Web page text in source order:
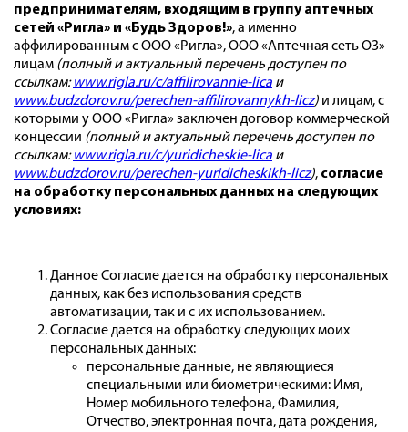
предпринимателям, входящим в группу аптечных
сетей «Ригла» и «Будь Здоров!», а именно
аффилированным с ООО «Ригла», ООО «Аптечная сеть О3»
лицам (полный и актуальный перечень доступен по
ссылкам:www.rigla.ru/c/affilirovannie-lica и
www.budzdorov.ru/perechen-affilirovannykh-licz) и лицам, с
которыми у ООО «Ригла» заключен договор коммерческой
концессии (полный и актуальный перечень доступен по
ссылкам:www.rigla.ru/c/yuridicheskie-lica и
www.budzdorov.ru/perechen-yuridicheskikh-licz), согласие
на обработку персональных данных на следующих
условиях:
Данное Согласие дается на обработку персональных
данных, как без использования средств
автоматизации, так и с их использованием.
Согласие дается на обработку следующих моих
персональных данных:
персональные данные, не являющиеся
специальными или биометрическими: Имя,
Номер мобильного телефона, Фамилия,
Отчество, электронная почта, дата рождения,